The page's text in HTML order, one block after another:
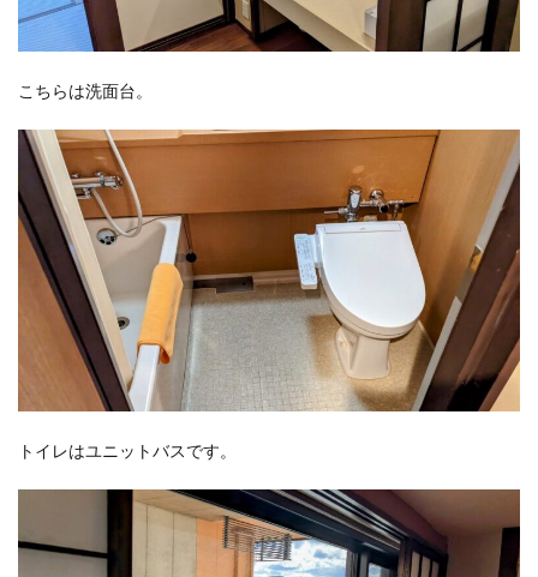
こちらは洗面台。
トイレはユニットバスです。